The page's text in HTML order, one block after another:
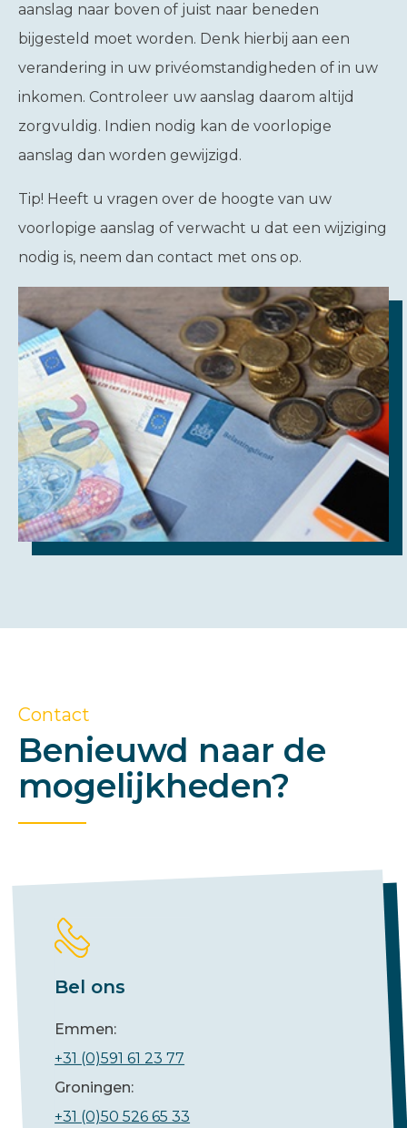
aanslag naar boven of juist naar beneden
bijgesteld moet worden. Denk hierbij aan een
verandering in uw privéomstandigheden of in uw
inkomen. Controleer uw aanslag daarom altijd
zorgvuldig. Indien nodig kan de voorlopige
aanslag dan worden gewijzigd.
Tip! Heeft u vragen over de hoogte van uw
voorlopige aanslag of verwacht u dat een wijziging
nodig is, neem dan contact met ons op.
Contact
Benieuwd naar de
mogelijkheden?
Bel ons
Emmen:
+31 (0)591 61 23 77
Groningen:
+31 (0)50 526 65 33